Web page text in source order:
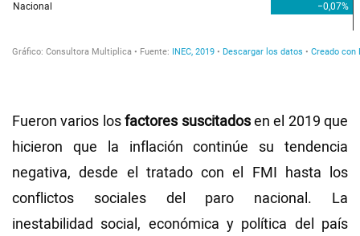
Fueron varios losfactores suscitadosen el 2019 que
hicieron que la inflación continúe su tendencia
negativa, desde el tratado con el FMI hasta los
conflictos sociales del paro nacional. La
inestabilidad social, económica y política del país